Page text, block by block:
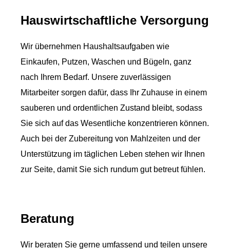
Hauswirtschaftliche Versorgung
Wir übernehmen Haushaltsaufgaben wie
Einkaufen, Putzen, Waschen und Bügeln, ganz
nach Ihrem Bedarf. Unsere zuverlässigen
Mitarbeiter sorgen dafür, dass Ihr Zuhause in einem
sauberen und ordentlichen Zustand bleibt, sodass
Sie sich auf das Wesentliche konzentrieren können.
Auch bei der Zubereitung von Mahlzeiten und der
Unterstützung im täglichen Leben stehen wir Ihnen
zur Seite, damit Sie sich rundum gut betreut fühlen.
Beratung
Wir beraten Sie gerne umfassend und teilen unsere